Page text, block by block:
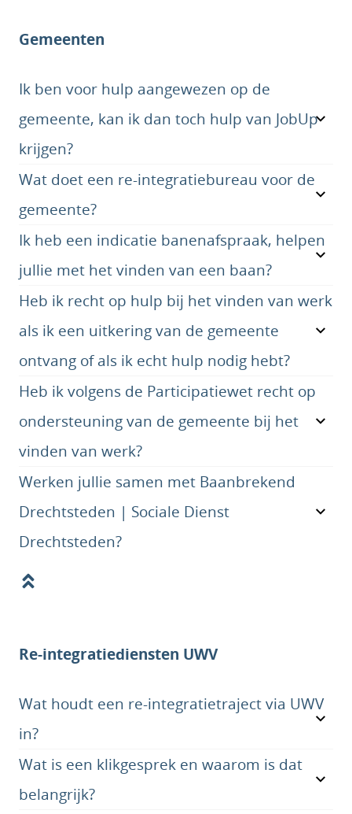
Gemeenten
Ik ben voor hulp aangewezen op de
gemeente, kan ik dan toch hulp van JobUp
krijgen?
Wat doet een re-integratiebureau voor de
gemeente?
Ik heb een indicatie banenafspraak, helpen
jullie met het vinden van een baan?
Heb ik recht op hulp bij het vinden van werk
als ik een uitkering van de gemeente
ontvang of als ik echt hulp nodig hebt?
Heb ik volgens de Participatiewet recht op
ondersteuning van de gemeente bij het
vinden van werk?
Werken jullie samen met Baanbrekend
Drechtsteden | Sociale Dienst
Drechtsteden?
Re-integratiediensten UWV
Wat houdt een re-integratietraject via UWV
in?
Wat is een klikgesprek en waarom is dat
belangrijk?